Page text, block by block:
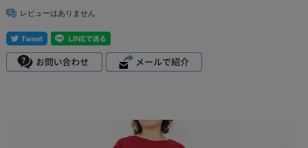
レビューはありません